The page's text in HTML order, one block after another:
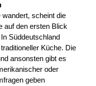
scheint die
auf den ersten Blick
Süddeutschland
Küche. Die
ansonsten gibt es
oder
geben